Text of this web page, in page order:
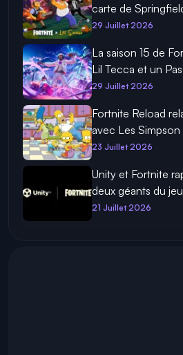
carte de
29 Juillet 2026
La saison 15 de
Lil Tecca et un
29 Juillet 2026
Fortnite Reload
avec Les Simpson
23 Juillet 2026
Unity et Fortnite
deux géants du
21 Juillet 2026